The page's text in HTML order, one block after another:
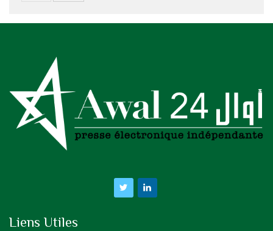
Liens Utiles